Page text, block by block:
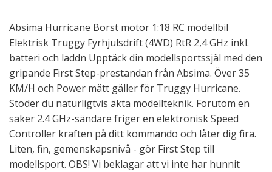
Absima Hurricane Borst motor 1:18 RC modellbil
Elektrisk Truggy Fyrhjulsdrift (4WD) RtR 2,4 GHz inkl.
batteri och laddn Upptäck din modellsportssjäl med den
gripande First Step-prestandan från Absima. Över 35
KM/H och Power mätt gäller för Truggy Hurricane.
Stöder du naturligtvis äkta modellteknik. Förutom en
säker 2.4 GHz-sändare friger en elektronisk Speed
Controller kraften på ditt kommando och låter dig fira.
Liten, fin, gemenskapsnivå - gör First Step till
modellsport. OBS! Vi beklagar att vi inte har hunnit